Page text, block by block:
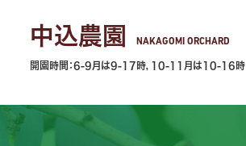
中込農園 NAKAGOMI ORCHARD
開園時間：6-9月は9-17時，10-11月は10-16時